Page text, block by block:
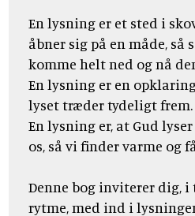
En lysning er et sted i
åbner sig på en måde, så
komme helt ned og nå
En lysning er en
lyset træder tydeligt frem.
En lysning er, at Gud
os, så vi finder varme og
Denne bog inviterer dig, i
rytme, med ind i